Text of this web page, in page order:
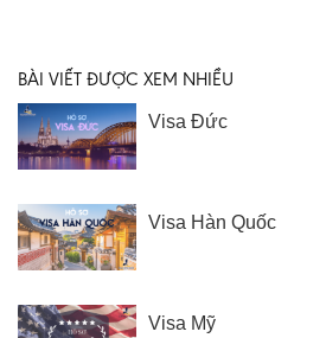
BÀI VIẾT ĐƯỢC XEM NHIỀU
Visa Đức
Visa Hàn Quốc
Visa Mỹ